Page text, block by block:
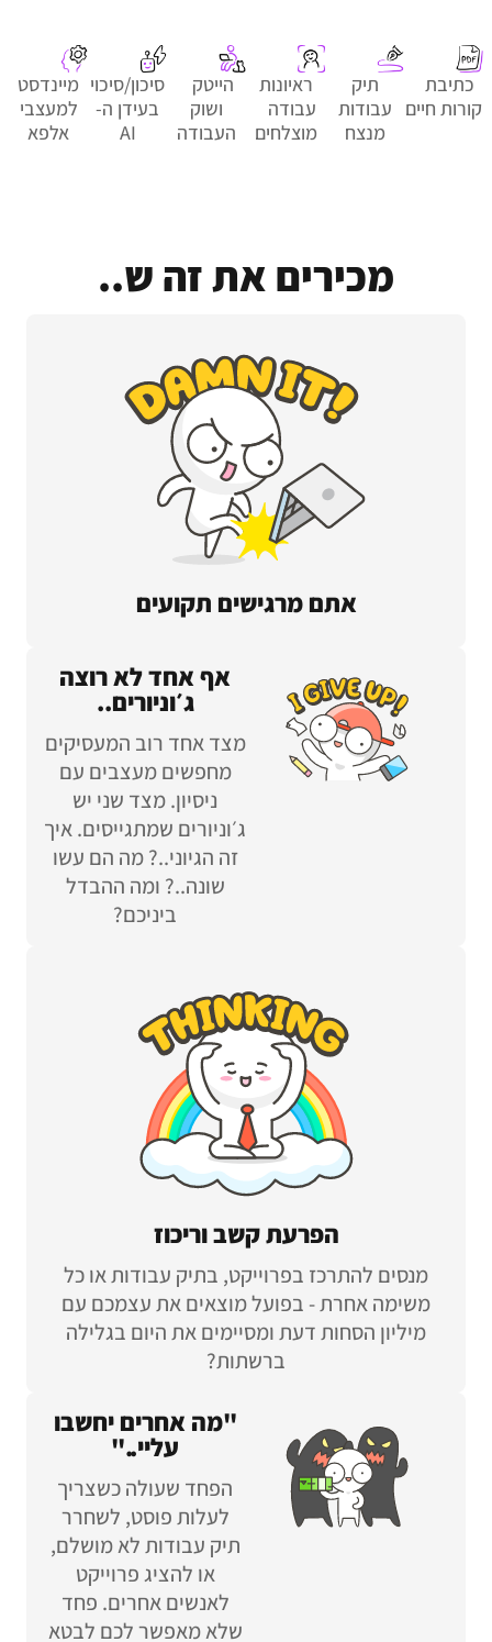
כתיבת
קורות חיים
תיק
עבודות
מנצח
ראיונות
עבודה
מוצלחים
הייטק
ושוק
העבודה
סיכון/סיכוי
בעידן ה-
AI
מיינדסט
למעצבי
אלפא
מכירים את זה ש..
אתם מרגישים תקועים
אף אחד לא רוצה
ג׳וניורים..
מצד אחד רוב המעסיקים
מחפשים מעצבים עם
ניסיון. מצד שני יש
ג׳וניורים שמתגייסים. איך
זה הגיוני..? מה הם עשו
שונה..? ומה ההבדל
ביניכם?
הפרעת קשב וריכוז
מנסים להתרכז בפרוייקט, בתיק עבודות או כל
משימה אחרת - בפועל מוצאים את עצמכם עם
מיליון הסחות דעת ומסיימים את היום בגלילה
ברשתות?
"מה אחרים יחשבו
עליי.."
הפחד שעולה כשצריך
לעלות פוסט, לשחרר
תיק עבודות לא מושלם,
או להציג פרוייקט
לאנשים אחרים. פחד
שלא מאפשר לכם לבטא